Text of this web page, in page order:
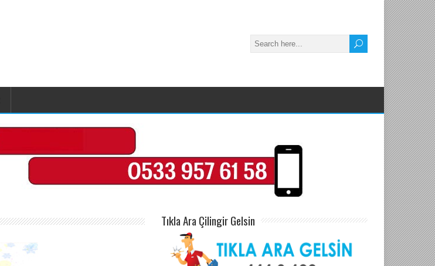
Tıkla Ara Çilingir Gelsin